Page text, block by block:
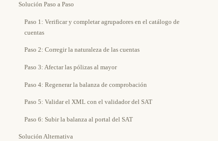
Solución Paso a Paso
Paso 1: Verificar y completar agrupadores en el catálogo de
cuentas
Paso 2: Corregir la naturaleza de las cuentas
Paso 3: Afectar las pólizas al mayor
Paso 4: Regenerar la balanza de comprobación
Paso 5: Validar el XML con el validador del SAT
Paso 6: Subir la balanza al portal del SAT
Solución Alternativa